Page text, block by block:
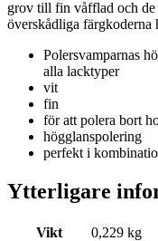
grov till fin våfflad och de
överskådliga färgkoderna
Polersvamparnas
alla lacktyper
vit
fin
för att polera bort
högglanspolering
perfekt i
Ytterligare
Vikt
0,229 kg